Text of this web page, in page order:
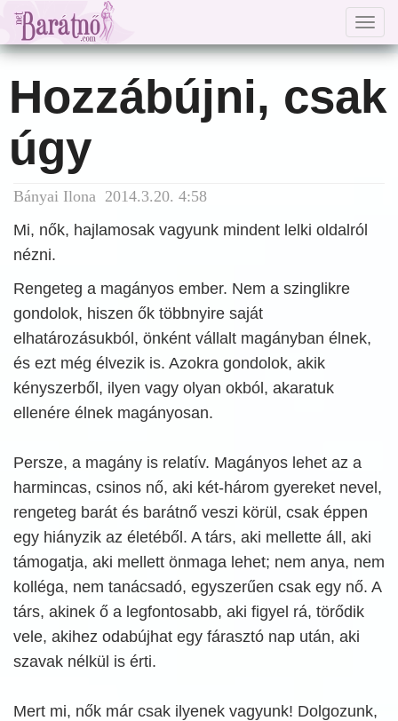
Hozzábújni, csak
úgy
Bányai Ilona 2014.3.20. 4:58
Mi, nők, hajlamosak vagyunk mindent lelki oldalról
nézni.
Rengeteg a magányos ember. Nem a szinglikre
gondolok, hiszen ők többnyire saját
elhatározásukból, önként vállalt magányban élnek,
és ezt még élvezik is. Azokra gondolok, akik
kényszerből, ilyen vagy olyan okból, akaratuk
ellenére élnek magányosan.
Persze, a magány is relatív. Magányos lehet az a
harmincas, csinos nő, aki két-három gyereket nevel,
rengeteg barát és barátnő veszi körül, csak éppen
egy hiányzik az életéből. A társ, aki mellette áll, aki
támogatja, aki mellett önmaga lehet; nem anya, nem
kolléga, nem tanácsadó, egyszerűen csak egy nő. A
társ, akinek ő a legfontosabb, aki figyel rá, törődik
vele, akihez odabújhat egy fárasztó nap után, aki
szavak nélkül is érti.
Mert mi, nők már csak ilyenek vagyunk! Dolgozunk,